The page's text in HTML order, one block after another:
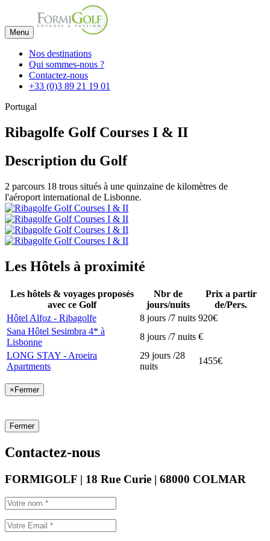
Menu
Nos destinations
Qui sommes-nous ?
Contactez-nous
+33 (0)3 89 21 19 01
Portugal
Ribagolfe Golf Courses I & II
Description du Golf
2 parcours 18 trous situés à une quinzaine de kilomètres de
l'aéroport international de Lisbonne.
Les Hôtels à proximité
Les hôtels & voyages proposés
avec ce Golf
Nbr de
jours/nuits
Prix a partir
de/Pers.
Hôtel Alfoz - Ribagolfe
8 jours /7 nuits 920€
Sana Hôtel Sesimbra 4* à
Lisbonne
8 jours /7 nuits €
LONG STAY - Aroeira
Apartments
29 jours /28
nuits
1455€
×Fermer
Fermer
Contactez-nous
FORMIGOLF | 18 Rue Curie | 68000 COLMAR